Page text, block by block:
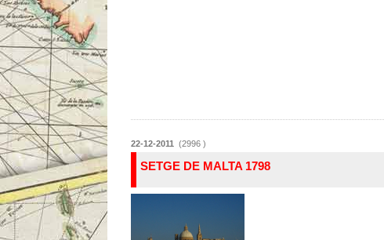
22-12-2011 (2996 )
SETGE DE MALTA 1798